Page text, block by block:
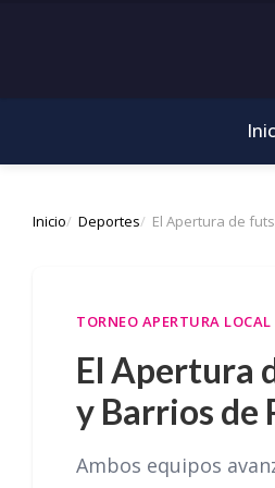
Inicio Deportes El Apertura de
TORNEO APERTURA LOCAL
El Apertura
y Barrios de
Ambos equipos